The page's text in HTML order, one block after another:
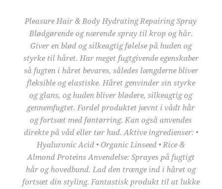
Pleasure Hair & Body Hydrating Repairing Spray
Blødgørende og nærende spray til krop og hår.
Giver en blød og silkeagtig følelse på huden og
styrke til håret. Har meget fugtgivende egenskaber
så fugten i håret bevares, således længderne bliver
fleksible og elastiske. Håret genvinder sin styrke
og glans, og huden bliver blødere, silkeagtig og
gennemfugtet. Fordel produktet jævnt i vådt hår
og fortsæt med føntørring. Kan også anvendes
direkte på våd eller tør hud. Aktive ingredienser: •
Hyaluronic Acid • Organic Linseed • Rice &
Almond Proteins Anvendelse: Sprayes på fugtigt
hår og hovedbund. Lad den trænge ind i håret og
fortsæt din styling. Fantastisk produkt til at lukke